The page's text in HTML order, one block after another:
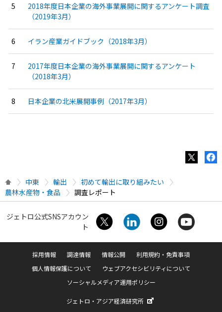
2018年度日本企業の海外事業展開に関するアンケート調査
（2019年3月）
イラン産業ガイドブック（2018年3月）
2017年度日本企業の海外事業展開に関するアンケート
（2018年3月）
日本企業の北米展開事例（2017年3月）
中東 輸出
初めて輸出に取り組みたい
農林水産物・食品
調査レポート
ジェトロ公式SNSアカウン
ト
採用情報 調達情報 情報公開
利用規約・免責事項
個人情報保護について
ウェブアクセシビリティについて
ソーシャルメディア運用ポリシー
ジェトロ・アジア経済研究所